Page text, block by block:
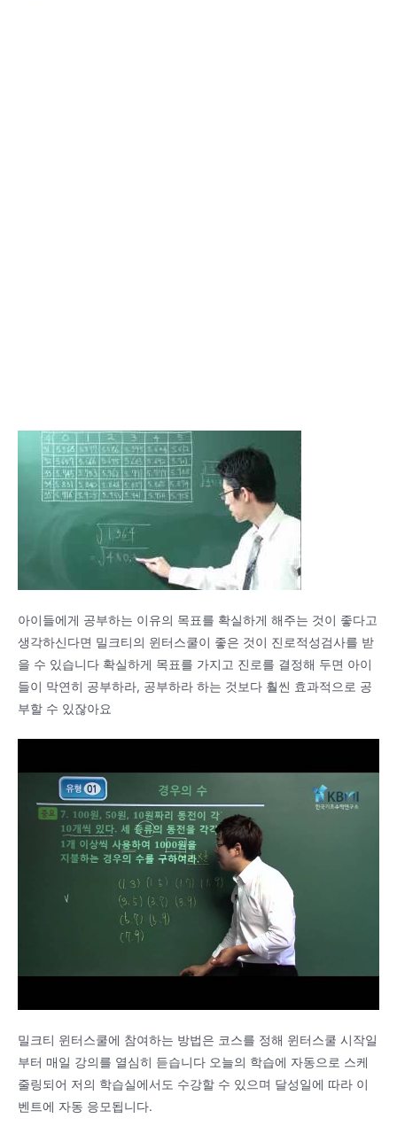
아이들에게 공부하는 이유의 목표를 확실하게 해주는 것이 좋다고
생각하신다면 밀크티의 윈터스쿨이 좋은 것이 진로적성검사를 받
을 수 있습니다 확실하게 목표를 가지고 진로를 결정해 두면 아이
들이 막연히 공부하라, 공부하라 하는 것보다 훨씬 효과적으로 공
부할 수 있잖아요
밀크티 윈터스쿨에 참여하는 방법은 코스를 정해 윈터스쿨 시작일
부터 매일 강의를 열심히 듣습니다 오늘의 학습에 자동으로 스케
줄링되어 저의 학습실에서도 수강할 수 있으며 달성일에 따라 이
벤트에 자동 응모됩니다.